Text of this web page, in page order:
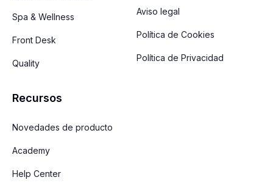
Spa & Wellness
Front Desk
Quality
Recursos
Novedades de producto
Academy
Help Center
Aviso legal
Política de Cookies
Política de Privacidad